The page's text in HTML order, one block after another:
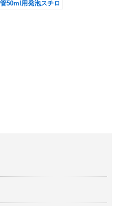
50ml用発泡スチロ